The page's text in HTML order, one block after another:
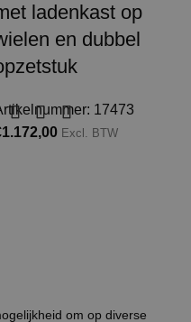
ladenkast op
en dubbel
17473
1.172,00 Excl. BTW
om op diverse